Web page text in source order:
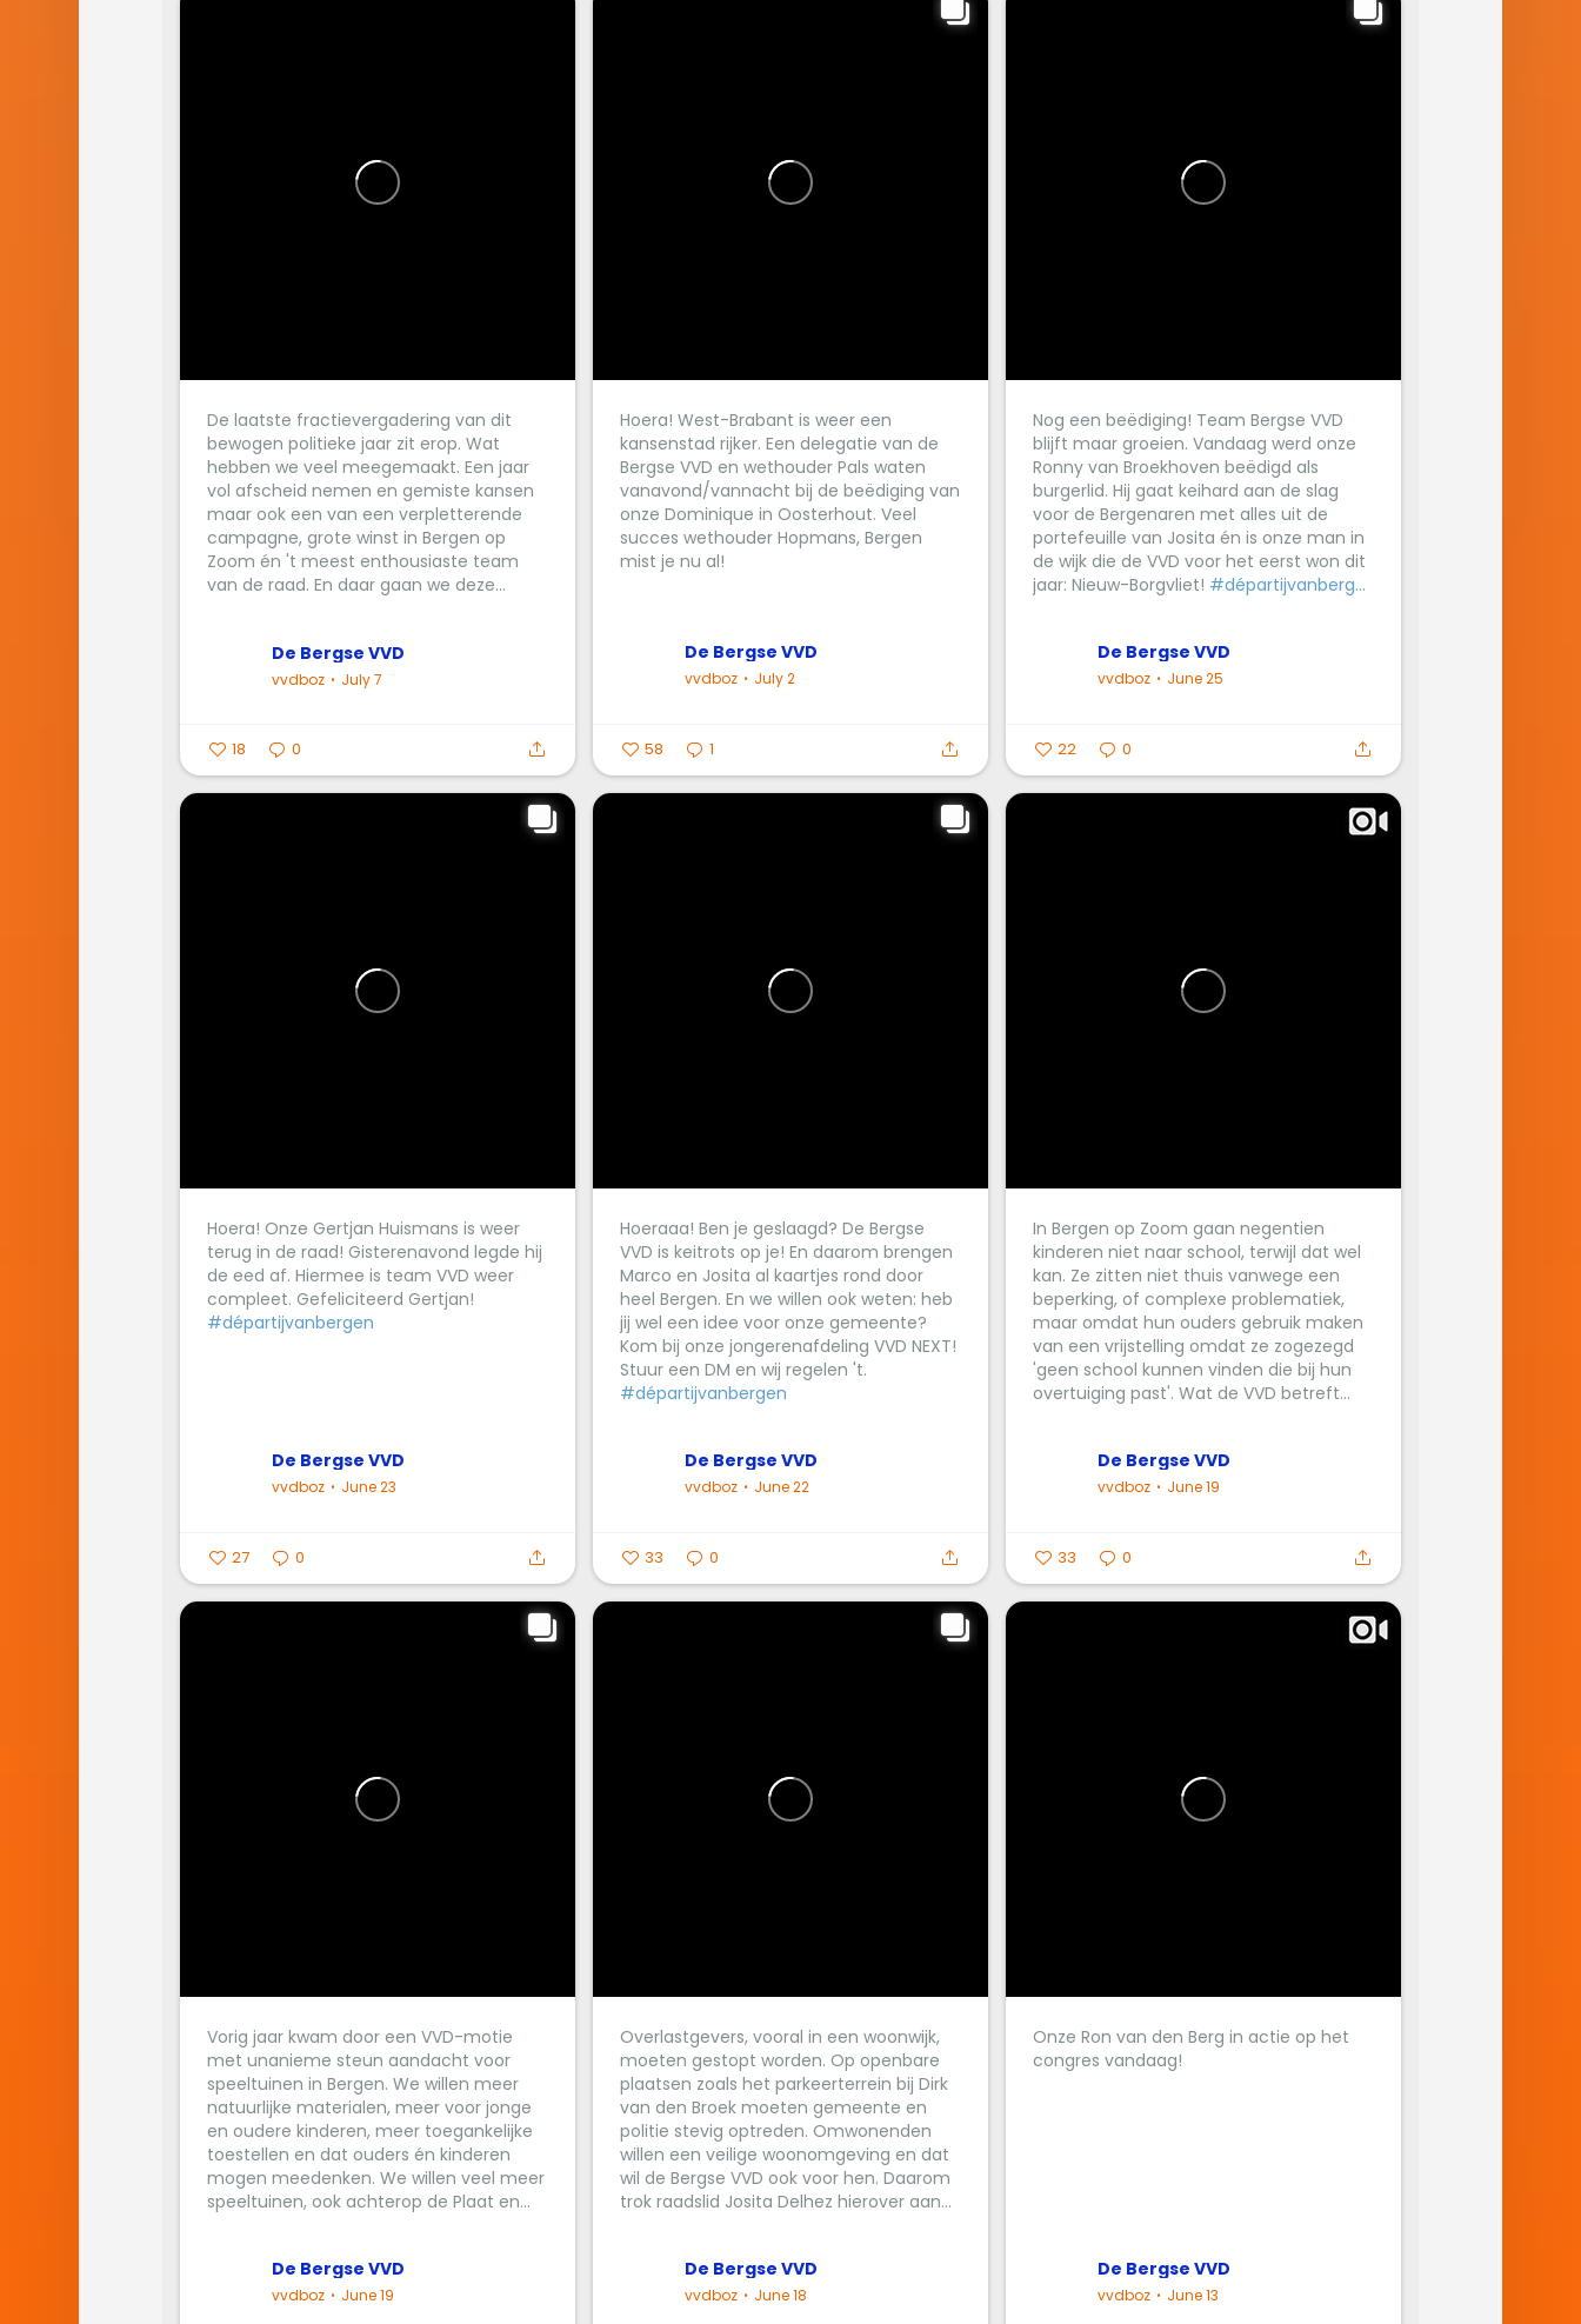
De laatste fractievergadering van dit
bewogen politieke jaar zit erop. Wat
hebben we veel meegemaakt. Een jaar
vol afscheid nemen en gemiste kansen
maar ook een van een verpletterende
campagne, grote winst in Bergen op
Zoom én 't meest enthousiaste team
van de raad. En daar gaan we deze...
De Bergse VVD
vvdboz July 7
18 0
Hoera! West-Brabant is weer een
kansenstad rijker. Een delegatie van de
Bergse VVD en wethouder Pals waten
vanavond/vannacht bij de beëdiging van
onze Dominique in Oosterhout. Veel
succes wethouder Hopmans, Bergen
mist je nu al!
De Bergse VVD
vvdboz July 2
58 1
Nog een beëdiging! Team Bergse VVD
blijft maar groeien. Vandaag werd onze
Ronny van Broekhoven beëdigd als
burgerlid. Hij gaat keihard aan de slag
voor de Bergenaren met alles uit de
portefeuille van Josita én is onze man in
de wijk die de VVD voor het eerst won dit
jaar: Nieuw-Borgvliet! #départijvanberg...
De Bergse VVD
vvdboz June 25
22 0
Hoera! Onze Gertjan Huismans is weer
terug in de raad! Gisterenavond legde hij
de eed af. Hiermee is team VVD weer
compleet. Gefeliciteerd Gertjan!
#départijvanbergen
De Bergse VVD
vvdboz June 23
27 0
Hoeraaa! Ben je geslaagd? De Bergse
VVD is keitrots op je! En daarom brengen
Marco en Josita al kaartjes rond door
heel Bergen. En we willen ook weten: heb
jij wel een idee voor onze gemeente?
Kom bij onze jongerenafdeling VVD NEXT!
Stuur een DM en wij regelen 't.
#départijvanbergen
De Bergse VVD
vvdboz June 22
33 0
In Bergen op Zoom gaan negentien
kinderen niet naar school, terwijl dat wel
kan. Ze zitten niet thuis vanwege een
beperking, of complexe problematiek,
maar omdat hun ouders gebruik maken
van een vrijstelling omdat ze zogezegd
'geen school kunnen vinden die bij hun
overtuiging past'. Wat de VVD betreft...
De Bergse VVD
vvdboz June 19
33 0
Vorig jaar kwam door een VVD-motie
met unanieme steun aandacht voor
speeltuinen in Bergen. We willen meer
natuurlijke materialen, meer voor jonge
en oudere kinderen, meer toegankelijke
toestellen en dat ouders én kinderen
mogen meedenken. We willen veel meer
speeltuinen, ook achterop de Plaat en...
De Bergse VVD
vvdboz June 19
Overlastgevers, vooral in een woonwijk,
moeten gestopt worden. Op openbare
plaatsen zoals het parkeerterrein bij Dirk
van den Broek moeten gemeente en
politie stevig optreden. Omwonenden
willen een veilige woonomgeving en dat
wil de Bergse VVD ook voor hen. Daarom
trok raadslid Josita Delhez hierover aan...
De Bergse VVD
vvdboz June 18
Onze Ron van den Berg in actie op het
congres vandaag!
De Bergse VVD
vvdboz June 13